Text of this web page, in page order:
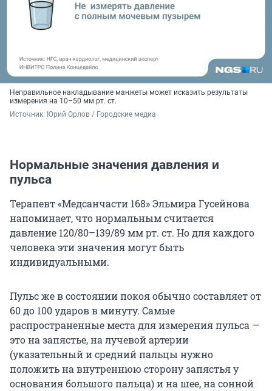
Неправильное накладывание манжеты может исказить результаты
измерения на 10–50 мм рт. ст.
Источник: Юрий Орлов / Городские медиа
Нормальные значения давления и
пульса
Терапевт «Медсанчасти 168» Эльмира Гусейнова
напоминает, что нормальным считается
давление 120/80–139/89 мм рт. ст. Но для каждого
человека эти значения могут быть
индивидуальными.
Пульс же в состоянии покоя обычно составляет от
60 до 100 ударов в минуту. Самые
распространенные места для измерения пульса —
это на запястье, на лучевой артерии
(указательный и средний пальцы нужно
положить на внутреннюю сторону запястья у
основания большого пальца) и на шее, на сонной